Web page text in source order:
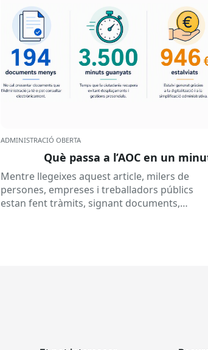
ADMINISTRACIÓ OBERTA
Què passa a l’AOC en un
Mentre llegeixes aquest article, milers de
persones, empreses i treballadors públics
estan fent tràmits, signant documents,